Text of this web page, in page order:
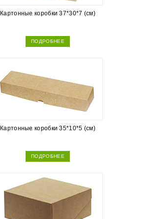
Картонные коробки 37*30*7 (см)
ПОДРОБНЕЕ
Картонные коробки 35*10*5 (см)
ПОДРОБНЕЕ